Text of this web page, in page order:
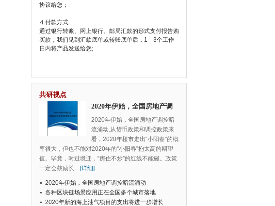
协议给您；
⒋付款方式
通过银行转账、网上银行、邮局汇款的形式支付报告购
买款，我们见到汇款底单或转账底单后，1－3个工作
日内将产品发送给您;
共研视点
2020年伊始，全国房地产调
控暗流涌动
2020年伊始，全国房地产调控暗
流涌动,从货币政策和调控政策来
看，2020年楼市走出“小阳春”的概
率很大，但也不能对2020年的“小阳春”抱太高的期望
值。毕竟，时过境迁，“房住不炒”的红线不能碰。政策
一定会鼓励长…[详细]
2020年伊始，全国房地产调控暗流涌动
各种区块链场景应用正在全国多个城市落地
2020年新的海上油气项目的支出将进一步增长